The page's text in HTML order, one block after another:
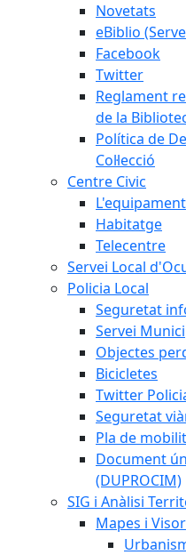
Novetats
eBiblio
Facebook
Twitter
Reglament
de la
Política de
Col·lecció
Centre Civic
L'equipament
Habitatge
Telecentre
Servei Local
Policia Local
Seguretat
Servei
Objectes
Bicicletes
Twitter
Seguretat
Pla de
Document
(DUPROCIM)
SIG i Anàlisi
Mapes i